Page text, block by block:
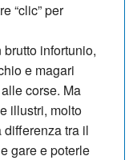
“clic” per
infortunio,
e magari
corse. Ma
illustri, molto
differenza tra il
gare e poterle